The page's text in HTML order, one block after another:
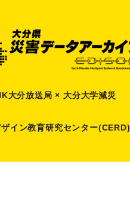
大分放送局 × 大分大学減災
イン教育研究センター(CERD)